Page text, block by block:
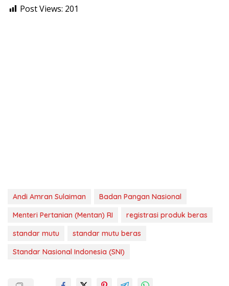
Post Views: 201
Andi Amran Sulaiman
Badan Pangan Nasional
Menteri Pertanian (Mentan) RI
registrasi produk beras
standar mutu
standar mutu beras
Standar Nasional Indonesia (SNI)